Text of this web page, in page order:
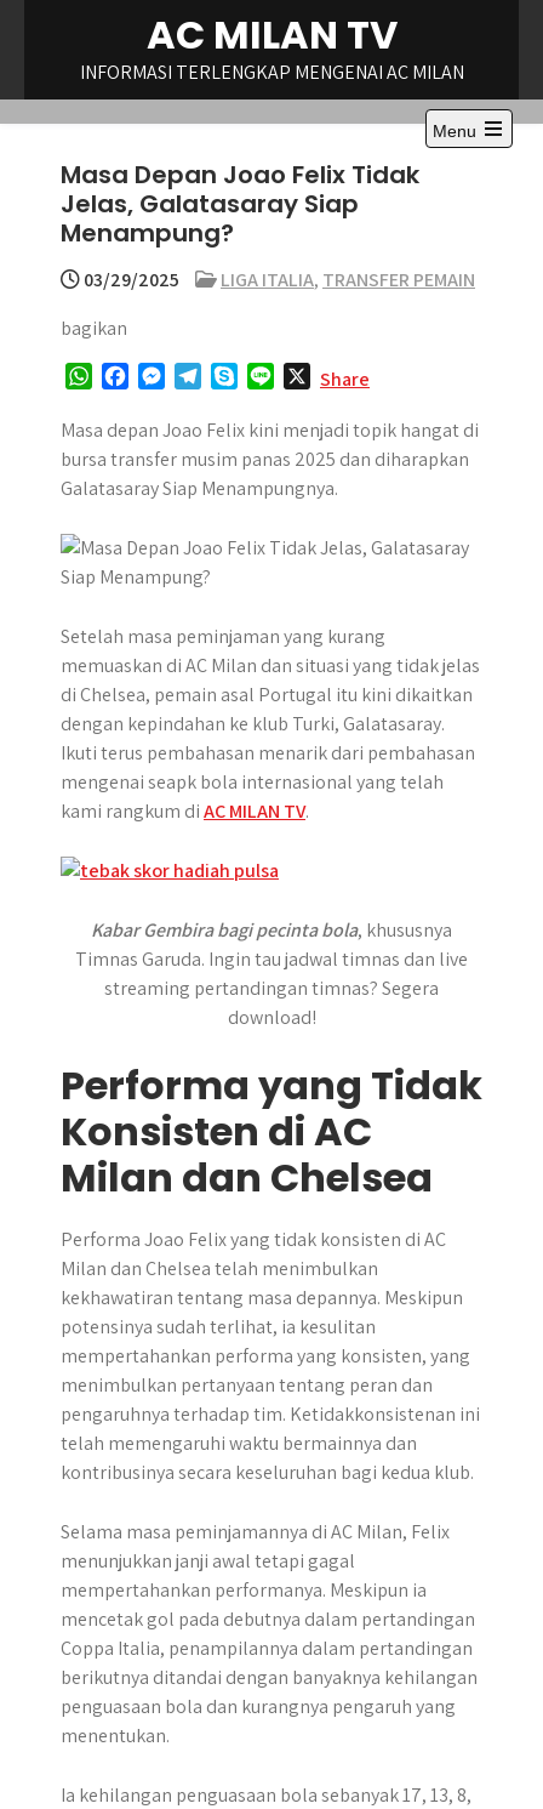
AC MILAN TV
INFORMASI TERLENGKAP MENGENAI AC MILAN
Menu
Open
Masa Depan Joao Felix Tidak
Jelas, Galatasaray Siap
Menampung?
03/29/2025 LIGA ITALIA, TRANSFER PEMAIN
bagikan
W
a
t
s
p
p
c
e
b
o
k
s
s
e
e
r
e
g
m
y
p
e
n
e
Share
Masa depan Joao Felix kini menjadi topik hangat di
bursa transfer musim panas 2025 dan diharapkan
Galatasaray Siap Menampungnya.
Setelah masa peminjaman yang kurang
memuaskan di AC Milan dan situasi yang tidak jelas
di Chelsea, pemain asal Portugal itu kini dikaitkan
dengan kepindahan ke klub Turki, Galatasaray.
Ikuti terus pembahasan menarik dari pembahasan
mengenai seapk bola internasional yang telah
kami rangkum diAC MILAN TV.
Kabar Gembira bagi pecinta bola, khususnya
Timnas Garuda. Ingin tau jadwal timnas dan live
streaming pertandingan timnas? Segera
download!
Performa yang Tidak
Konsisten di AC
Milan dan Chelsea
Performa Joao Felix yang tidak konsisten di AC
Milan dan Chelsea telah menimbulkan
kekhawatiran tentang masa depannya. Meskipun
potensinya sudah terlihat, ia kesulitan
mempertahankan performa yang konsisten, yang
menimbulkan pertanyaan tentang peran dan
pengaruhnya terhadap tim. Ketidakkonsistenan ini
telah memengaruhi waktu bermainnya dan
kontribusinya secara keseluruhan bagi kedua klub.
Selama masa peminjamannya di AC Milan, Felix
menunjukkan janji awal tetapi gagal
mempertahankan performanya. Meskipun ia
mencetak gol pada debutnya dalam pertandingan
Coppa Italia, penampilannya dalam pertandingan
berikutnya ditandai dengan banyaknya kehilangan
penguasaan bola dan kurangnya pengaruh yang
menentukan.
Ia kehilangan penguasaan bola sebanyak 17, 13, 8,